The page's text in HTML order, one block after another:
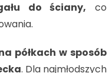
do ściany, co
półkach w sposób
. Dla najmłodszych